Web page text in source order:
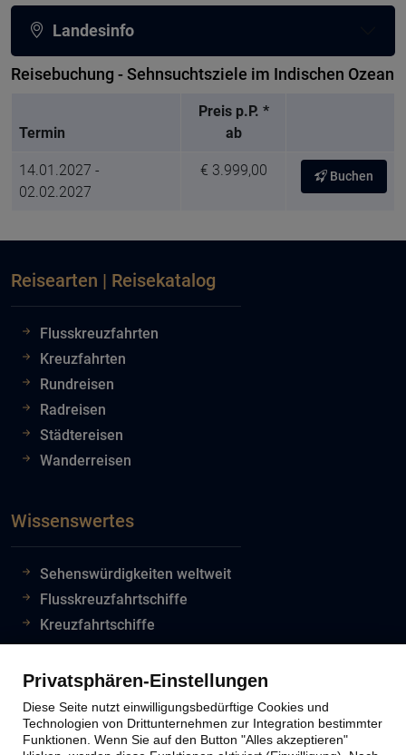
Landesinfo
Reisebuchung - Sehnsuchtsziele im Indischen Ozean
Termin
Preis p.P. *
ab
14.01.2027 -
02.02.2027
€ 3.999,00 Buchen
Reisearten | Reisekatalog
Flusskreuzfahrten
Kreuzfahrten
Rundreisen
Radreisen
Städtereisen
Wanderreisen
Wissenswertes
Sehenswürdigkeiten weltweit
Flusskreuzfahrtschiffe
Kreuzfahrtschiffe
Flughafeninformationen
Reiseinfos Auswertiges Amt
Lion Tours Reise Blog
Privatsphären-Einstellungen
Diese Seite nutzt einwilligungsbedürftige Cookies und
Technologien von Drittunternehmen zur Integration bestimmter
Funktionen. Wenn Sie auf den Button "Alles akzeptieren"